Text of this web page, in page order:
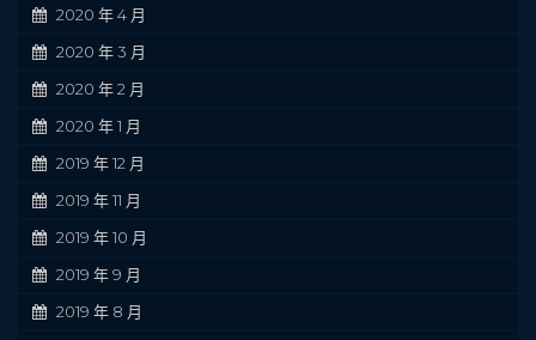
2020 年 4 月
2020 年 3 月
2020 年 2 月
2020 年 1 月
2019 年 12 月
2019 年 11 月
2019 年 10 月
2019 年 9 月
2019 年 8 月